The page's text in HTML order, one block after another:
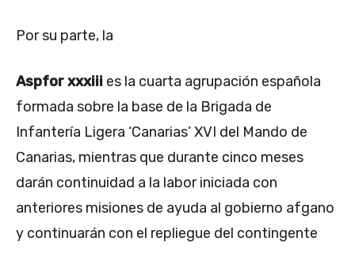
Por su parte, la
Aspfor xxxiii es la cuarta agrupación española
formada sobre la base de la Brigada de
Infantería Ligera ‘Canarias’ XVI del Mando de
Canarias, mientras que durante cinco meses
darán continuidad a la labor iniciada con
anteriores misiones de ayuda al gobierno afgano
y continuarán con el repliegue del contingente